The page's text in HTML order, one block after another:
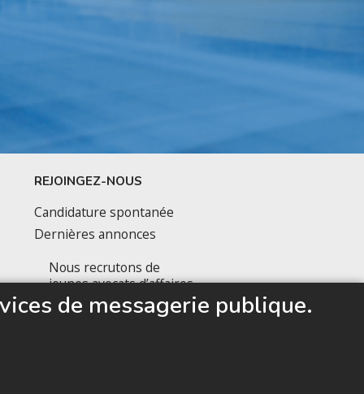
REJOINGEZ-NOUS
Candidature spontanée
Dernières annonces
Nous recrutons de
jeunes avocats d’affaires
prêts à accélérer leur
carrière
de messagerie publique.